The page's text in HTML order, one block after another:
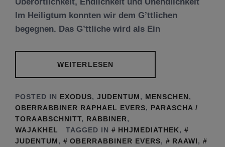
Im Heiligtum konnten wir dem G’ttlichen
begegnen. Das G’ttliche wird als Ein
WEITERLESEN
POSTED IN EXODUS, JUDENTUM, MENSCHEN,
OBERRABBINER RAPHAEL EVERS, PARASCHA /
TORAABSCHNITT, RABBINER,
WAJAKHEL
TAGGED IN HHJMEDIATHEK,
JUDENTUM, OBERRABBINER EVERS, RAAWI,